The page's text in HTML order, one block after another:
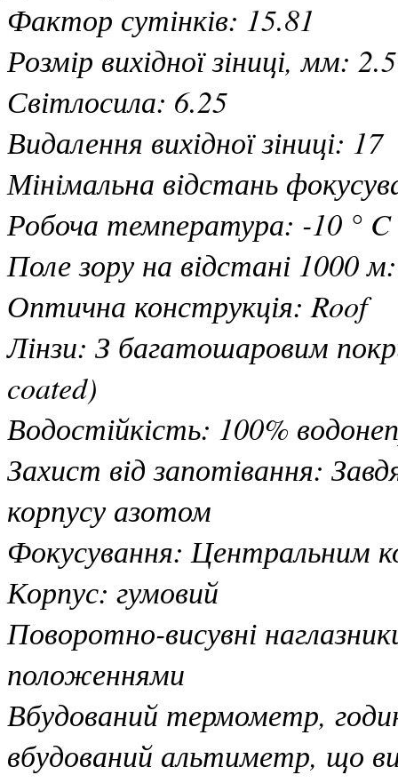
Фактор сутінків: 15.81
Розмір вихідної зіниці, мм: 2.5
Світлосила: 6.25
Видалення вихідної зіниці: 17
Мінімальна відстань
Робоча температура: -10 °
Поле зору на відстані 1000
Оптична конструкція: Roof
Лінзи: З багатошаровим
coated)
Водостійкість: 100%
Захист від запотівання:
корпусу азотом
Фокусування: Центральним
Корпус: гумовий
Поворотно-висувні
положеннями
Вбудований термометр,
вбудований альтиметр, що